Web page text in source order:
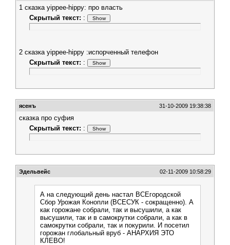
1 сказка yippee-hippy: про власть
Скрытый текст: :
2 сказка yippee-hippy :испорченный телефон
Скрытый текст: :
ясенъ 31-10-2009 19:38:38
сказка про суфия
Скрытый текст: :
Эдельвейс 02-11-2009 10:58:29
А на следующий день настал ВСЕгородской
Сбор Урожая Конопли (ВСЕСУК - сокращенно). А
как горожане собрали, так и высушили, а как
высушили, так и в самокрутки собрали, а как в
самокрутки собрали, так и покурили. И посетил
горожан глобальный вруб - АНАРХИЯ ЭТО
КЛЕВО!